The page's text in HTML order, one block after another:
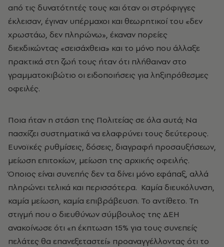
από τις δυνατότητές τους και όταν οι στρόφιγγες
έκλεισαν, έγιναν υπέρμαχοι και θεωρητικοί του «δεν
χρωστάω, δεν πληρώνω», έκαναν πορείες
διεκδικώντας «σεισάχθεια» και το μόνο που άλλαξε
πρακτικά στη ζωή τους ήταν ότι πλήθαιναν στο
γραμματοκιβώτιο οι ειδοποιήσεις για ληξιπρόθεσμες
οφειλές.
Ποια ήταν η στάση της Πολιτείας σε όλα αυτά; Να
πασχίζει συστηματικά να ελαφρύνει τους δεύτερους.
Ευνοϊκές ρυθμίσεις, δόσεις, διαγραφή προσαυξήσεων,
μείωση επιτοκίων, μείωση της αρχικής οφειλής.
Όποιος είναι συνεπής δεν τα δίνει μόνο εφάπαξ, αλλά
πληρώνει τελικά και περισσότερα. Καμία διευκόλυνση,
καμία μείωση, καμία επιβράβευση. Το αντίθετο. Τη
στιγμή που ο διευθύνων σύμβουλος της ΔΕΗ
ανακοίνωσε ότι «η έκπτωση 15% για τους συνεπείς
πελάτες θα επανεξεταστεί» προαναγγέλλοντας ότι το